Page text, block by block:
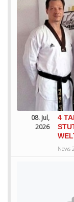
08. Jul,
2026
4
News